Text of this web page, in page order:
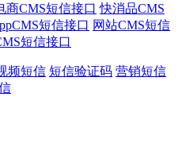
商CMS短信接口 快消品CMS
短信接口 网站CMS短信
短信接口
频短信 短信验证码 营销短信